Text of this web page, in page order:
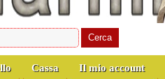
Cassa Il mio account